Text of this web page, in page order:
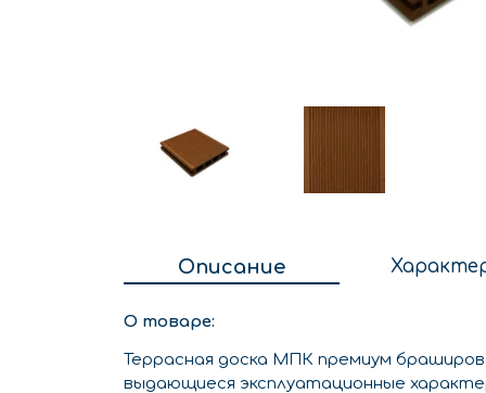
Описание
О товаре:
Террасная доска МПК премиум
выдающиеся эксплуатационные